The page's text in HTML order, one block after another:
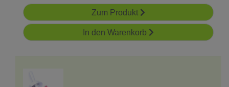
Zum Produkt
In den Warenkorb